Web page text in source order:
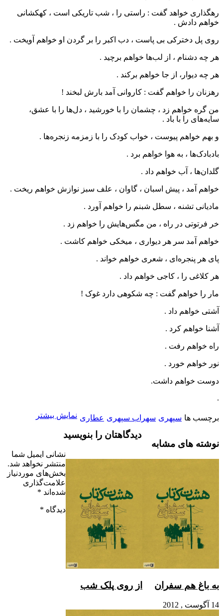
رهگذاری خواهد گفت : راستی را ، شب تاریکی است ، کهکشانی
خواهم دادش .
روی پل دخترکی بی پاست ، دب اکبر را بر گردن او خواهم آویخت .
هر چه دشنام ، از لب‌ها خواهم برچید .
هر چه دیوار، از جا خواهم برکند .
رهزنان را خواهم گفت : کاروانی آمد بارش لبخند !
من گره خواهم زد ، چشمان را با خورشید ، دل‌ها را با عشق،
سایه‌های را با باد .
و بهم خواهم پیوست ، خواب کودک را با زمزمه زنجره‌ها .
بادبادک‌ها ، به هوا خواهم برد .
گلدان‌ها ، آب خواهم داد .
خواهم آمد ، پیش اسبان ، گاوان ، علف سبز نوازش خواهم ریخت .
مادیانی تشنه ، سطل شبنم را خواهم آورد .
خر فرتوتی در راه ، من مگس‌هایش را خواهم زد .
خواهم آمد سر هر دیواری ، میخکی خواهم کاشت .
پای هر پنجره‌ای ، شعری خواهم خواند .
هر کلاغی را ، کاجی خواهم داد .
مار را خواهم گفت : چه شکوهی دارد غوک !
آشتی خواهم داد .
آشنا خواهم کرد .
راه خواهم رفت .
نور خواهم خورد .
دوست خواهم داشت.
.
برچسب ها سپهری سهراب سپهری عطاری نمایش بیشتر
نوشته های مشابه
به باغ هم سفران
14 آگوست , 2012
از روی پلک شب
دیدگاهتان را بنویسید
نشانی ایمیل شما
منتشر نخواهد شد.
بخش‌های موردنیاز
علامت‌گذاری
شده‌اند *
دیدگاه *